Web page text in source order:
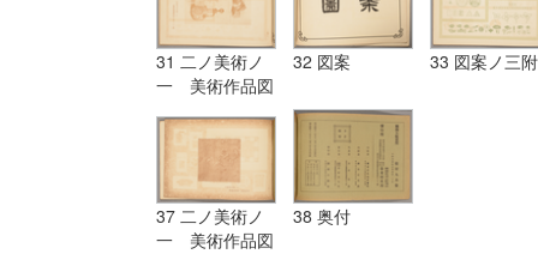
31 二ノ美術ノ
一 美術作品図
学校生徒の描け
るペン画
32 図案 33 図案ノ三附
37 二ノ美術ノ
一 美術作品図
38 奥付